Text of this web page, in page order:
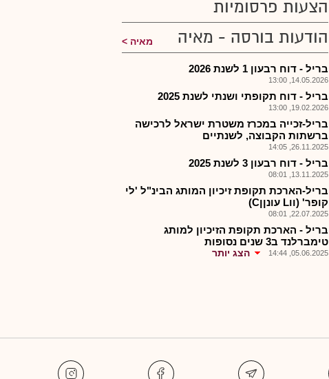
הצעות פרסומיות
הודעות בורסה - מאיה
מאיה
בריל - דוח רבעון 1 לשנת 2026
14.05.2026, 13:00
בריל - דוח תקופתי ושנתי לשנת 2025
19.02.2026, 13:00
בריל-זכייה במכרז משטרת ישראל לרכישה
ברשתות הקבוצה, לשנתיים
26.11.2025, 14:05
בריל - דוח רבעון 3 לשנת 2025
13.11.2025, 08:01
בריל-הארכת תקופת זיכיון המותג הבינ"ל 'לי
קופר' (ווL עונןןC)
22.07.2025, 08:01
בריל - הארכת תקופת הזיכיון למותג
טימברלנד ב3 שנים נסופות
05.06.2025, 14:44 הצג יותר